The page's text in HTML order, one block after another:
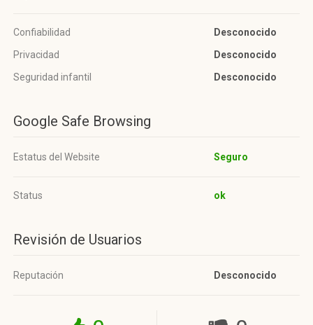
Confiabilidad
Desconocido
Privacidad
Desconocido
Seguridad infantil
Desconocido
Google Safe Browsing
Estatus del Website Seguro
Status ok
Revisión de Usuarios
Reputación Desconocido